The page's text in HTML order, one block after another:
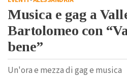
Musica e gag a
Bartolomeo con
bene”
Un'ora e mezza di gag e musica